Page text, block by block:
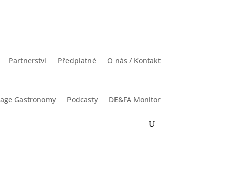
Partnerství Předplatné O nás / Kontakt
Gastronomy Podcasty DE&FA Monitor